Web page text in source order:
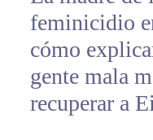
feminicidio
cómo
gente mala
recuperar a